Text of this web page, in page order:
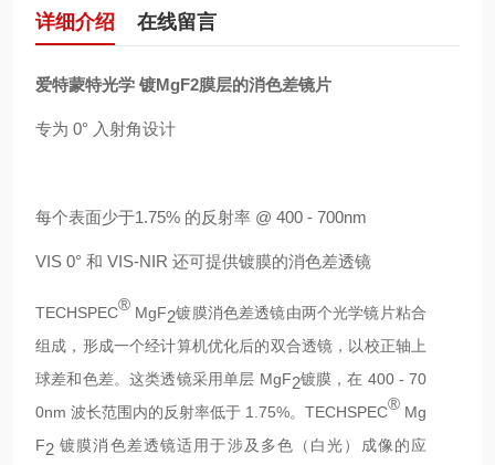
详细介绍 在线留言
爱特蒙特光学 镀MgF2膜层的消色差镜片
专为 0° 入射角设计
每个表面少于1.75% 的反射率 @ 400 - 700nm
VIS 0° 和 VIS-NIR 还可提供镀膜的消色差透镜
TECHSPEC® MgF2镀膜消色差透镜由两个光学镜片粘合
组成，形成一个经计算机优化后的双合透镜，以校正轴上
球差和色差。这类透镜采用单层 MgF2镀膜，在 400 - 70
0nm 波长范围内的反射率低于 1.75%。TECHSPEC® Mg
F2 镀膜消色差透镜适用于涉及多色（白光）成像的应